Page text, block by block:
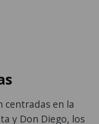
centradas en la
y Don Diego, los